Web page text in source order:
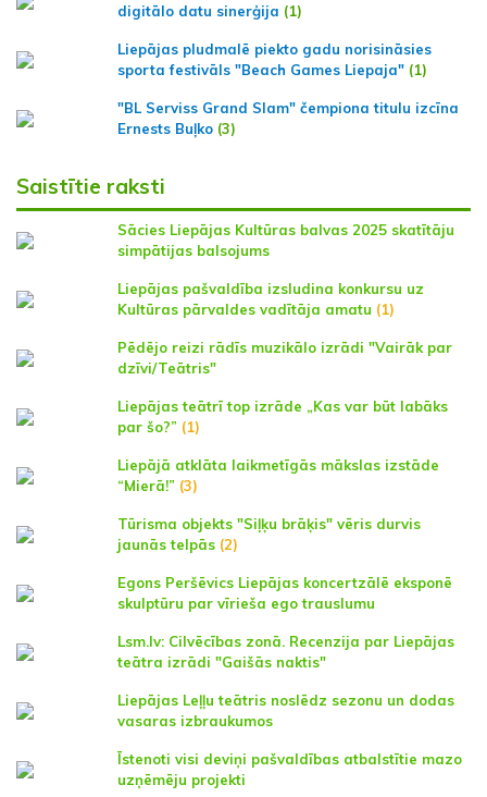
digitālo datu sinerģija (1)
Liepājas pludmalē piekto gadu norisināsies
sporta festivāls "Beach Games Liepaja" (1)
"BL Serviss Grand Slam" čempiona titulu izcīna
Ernests Buļko (3)
Saistītie raksti
Sācies Liepājas Kultūras balvas 2025 skatītāju
simpātijas balsojums
Liepājas pašvaldība izsludina konkursu uz
Kultūras pārvaldes vadītāja amatu (1)
Pēdējo reizi rādīs muzikālo izrādi "Vairāk par
dzīvi/Teātris"
Liepājas teātrī top izrāde „Kas var būt labāks
par šo?” (1)
Liepājā atklāta laikmetīgās mākslas izstāde
“Mierā!” (3)
Tūrisma objekts "Siļķu brāķis" vēris durvis
jaunās telpās (2)
Egons Peršēvics Liepājas koncertzālē eksponē
skulptūru par vīrieša ego trauslumu
Lsm.lv: Cilvēcības zonā. Recenzija par Liepājas
teātra izrādi "Gaišās naktis"
Liepājas Leļļu teātris noslēdz sezonu un dodas
vasaras izbraukumos
Īstenoti visi deviņi pašvaldības atbalstītie mazo
uzņēmēju projekti